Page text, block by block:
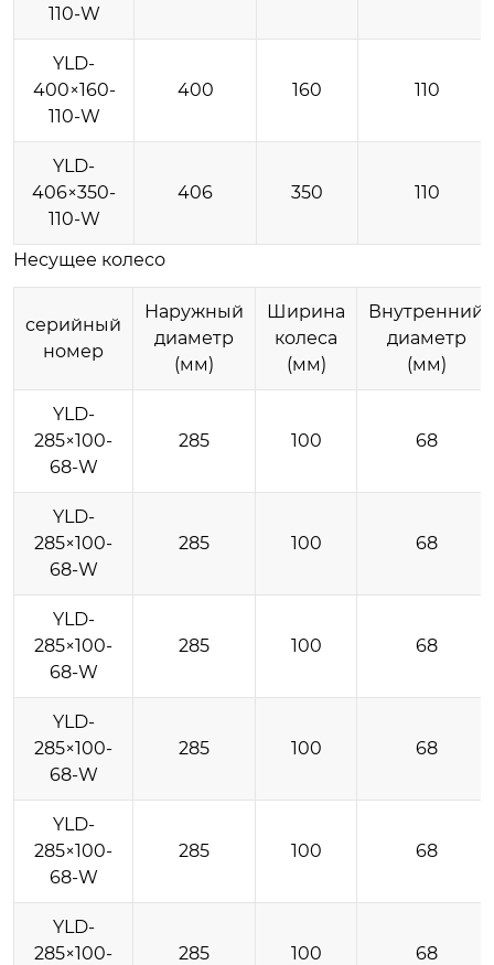
110-W
YLD-
400×160-
110-W
400 160 110
YLD-
406×350-
110-W
406 350 110
Несущее колесо
серийный
номер
Наружный
диаметр
(мм)
Ширина
колеса
(мм)
Внутренний
диаметр
(мм)
YLD-
285×100-
68-W
285 100 68
YLD-
285×100-
68-W
285 100 68
YLD-
285×100-
68-W
285 100 68
YLD-
285×100-
68-W
285 100 68
YLD-
285×100-
68-W
285 100 68
YLD-
285×100-
285 100 68